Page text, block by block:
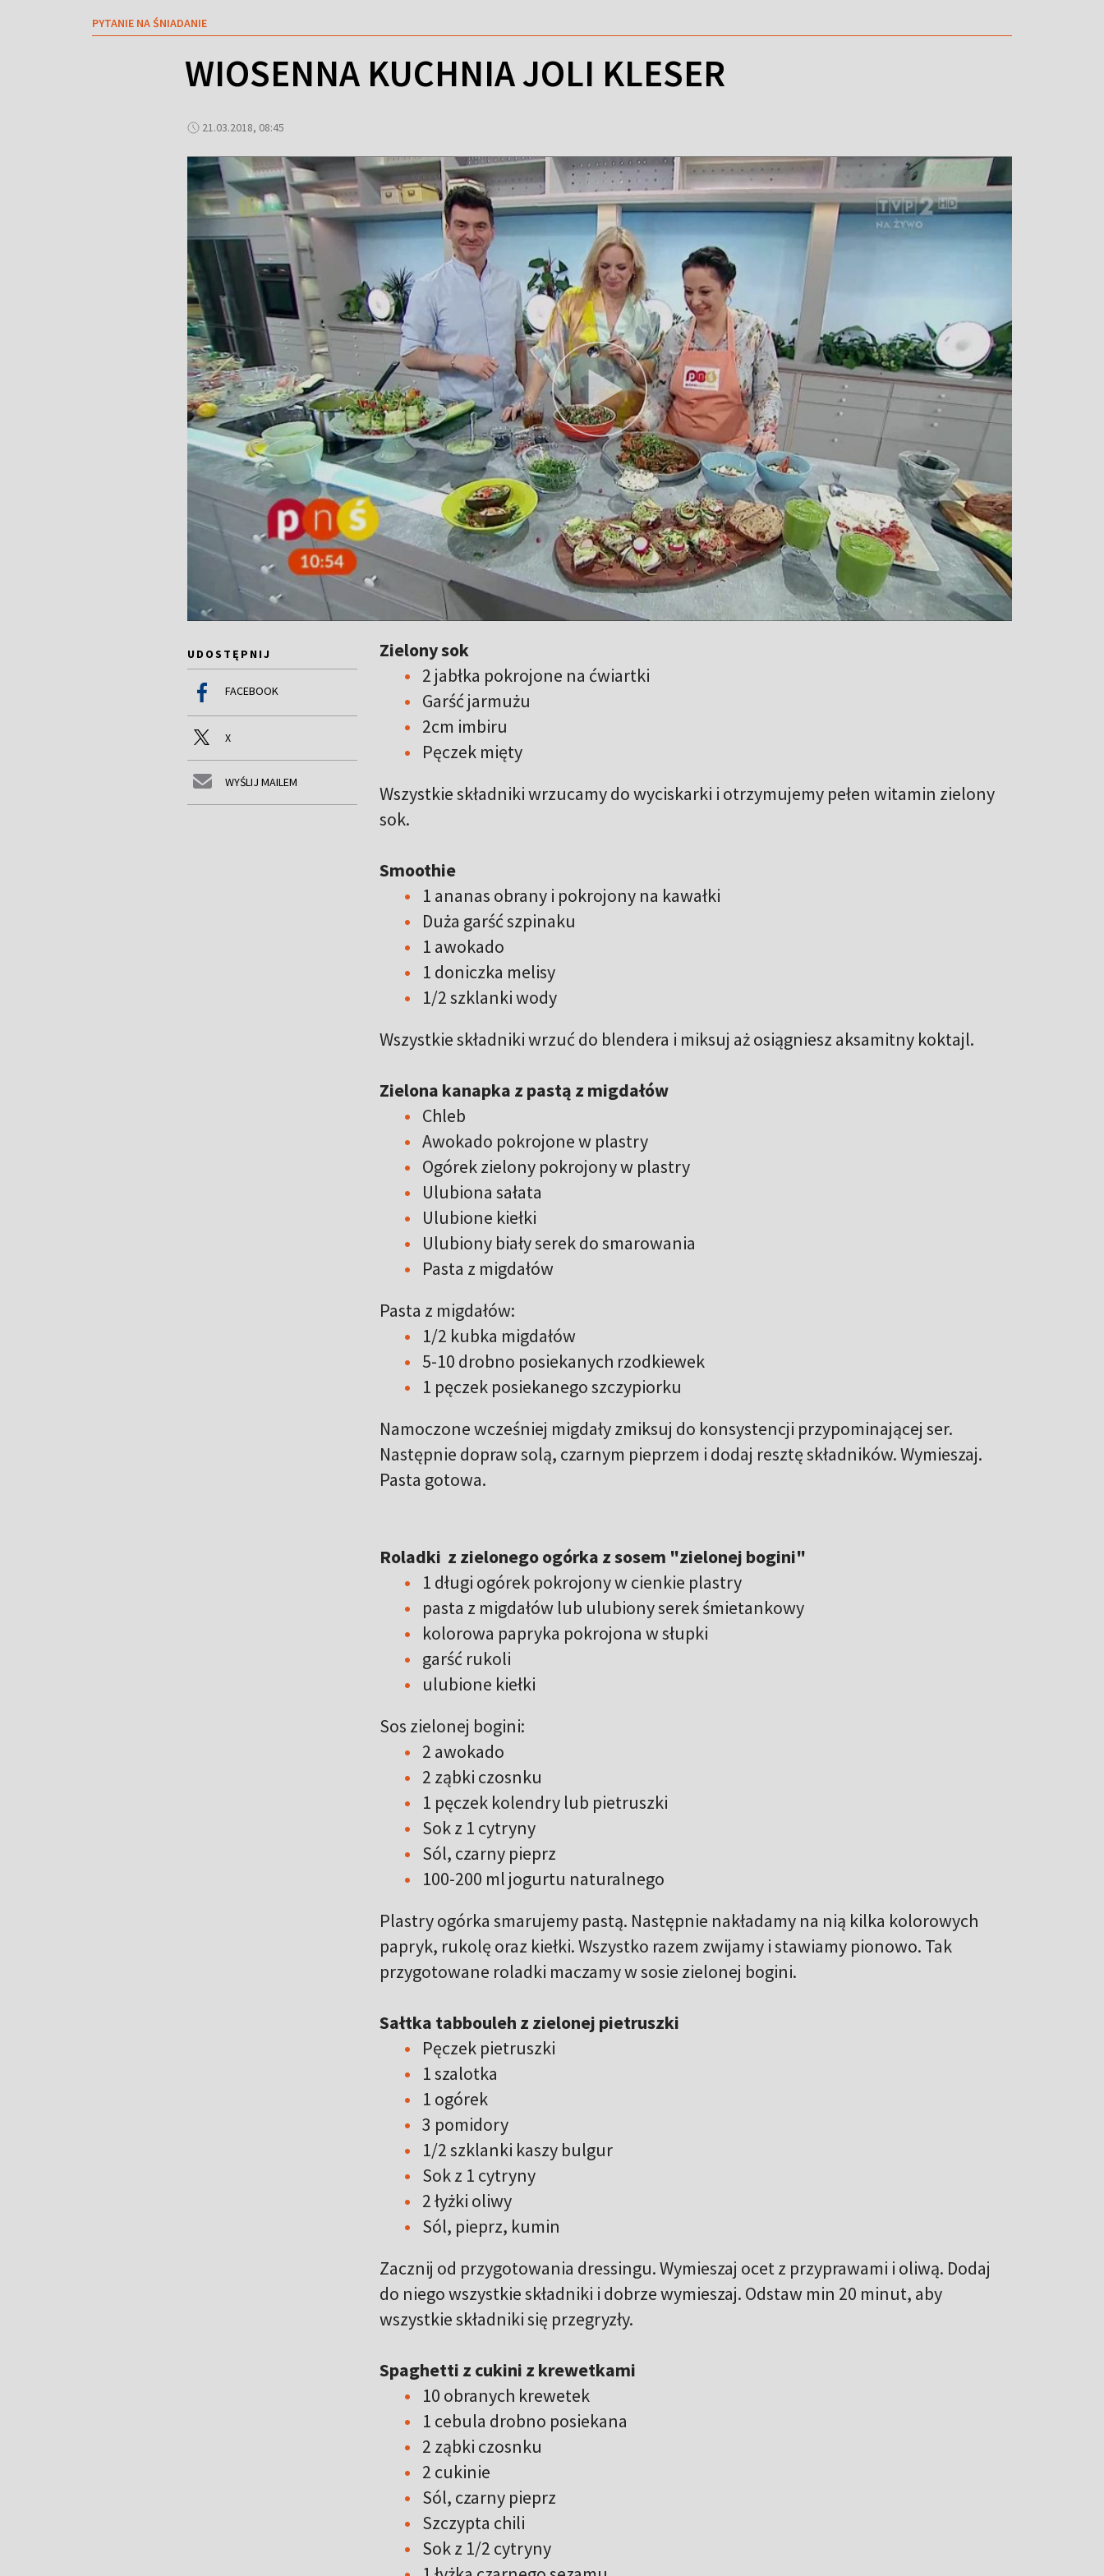
PYTANIE NA ŚNIADANIE
WIOSENNA KUCHNIA JOLI KLESER
21.03.2018, 08:45
UDOSTĘPNIJ
FACEBOOK
X
WYŚLIJ MAILEM
Zielony sok
2 jabłka pokrojone na ćwiartki
Garść jarmużu
2cm imbiru
Pęczek mięty
Wszystkie składniki wrzucamy do wyciskarki i otrzymujemy pełen witamin zielony
sok.
Smoothie
1 ananas obrany i pokrojony na kawałki
Duża garść szpinaku
1 awokado
1 doniczka melisy
1/2 szklanki wody
Wszystkie składniki wrzuć do blendera i miksuj aż osiągniesz aksamitny koktajl.
Zielona kanapka z pastą z migdałów
Chleb
Awokado pokrojone w plastry
Ogórek zielony pokrojony w plastry
Ulubiona sałata
Ulubione kiełki
Ulubiony biały serek do smarowania
Pasta z migdałów
Pasta z migdałów:
1/2 kubka migdałów
5-10 drobno posiekanych rzodkiewek
1 pęczek posiekanego szczypiorku
Namoczone wcześniej migdały zmiksuj do konsystencji przypominającej ser.
Następnie dopraw solą, czarnym pieprzem i dodaj resztę składników. Wymieszaj.
Pasta gotowa.
Roladki z zielonego ogórka z sosem "zielonej bogini"
1 długi ogórek pokrojony w cienkie plastry
pasta z migdałów lub ulubiony serek śmietankowy
kolorowa papryka pokrojona w słupki
garść rukoli
ulubione kiełki
Sos zielonej bogini:
2 awokado
2 ząbki czosnku
1 pęczek kolendry lub pietruszki
Sok z 1 cytryny
Sól, czarny pieprz
100-200 ml jogurtu naturalnego
Plastry ogórka smarujemy pastą. Następnie nakładamy na nią kilka kolorowych
papryk, rukolę oraz kiełki. Wszystko razem zwijamy i stawiamy pionowo. Tak
przygotowane roladki maczamy w sosie zielonej bogini.
Sałtka tabbouleh z zielonej pietruszki
Pęczek pietruszki
1 szalotka
1 ogórek
3 pomidory
1/2 szklanki kaszy bulgur
Sok z 1 cytryny
2 łyżki oliwy
Sól, pieprz, kumin
Zacznij od przygotowania dressingu. Wymieszaj ocet z przyprawami i oliwą. Dodaj
do niego wszystkie składniki i dobrze wymieszaj. Odstaw min 20 minut, aby
wszystkie składniki się przegryzły.
Spaghetti z cukini z krewetkami
10 obranych krewetek
1 cebula drobno posiekana
2 ząbki czosnku
2 cukinie
Sól, czarny pieprz
Szczypta chili
Sok z 1/2 cytryny